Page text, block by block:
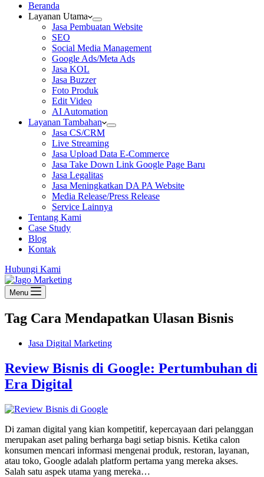
Beranda
Layanan Utama
Jasa Pembuatan Website
SEO
Social Media Management
Google Ads/Meta Ads
Jasa KOL
Jasa Buzzer
Foto Produk
Edit Video
AI Automation
Layanan Tambahan
Jasa CS/CRM
Live Streaming
Jasa Upload Data E-Commerce
Jasa Take Down Link Google Page Baru
Jasa Legalitas
Jasa Meningkatkan DA PA Website
Media Release/Press Release
Service Lainnya
Tentang Kami
Case Study
Blog
Kontak
Hubungi Kami
Menu
Tag Cara Mendapatkan Ulasan Bisnis
Jasa Digital Marketing
Review Bisnis di Google: Pertumbuhan di
Era Digital
Di zaman digital yang kian kompetitif, kepercayaan dari pelanggan
merupakan aset paling berharga bagi setiap bisnis. Ketika calon
konsumen mencari informasi mengenai produk, restoran, layanan,
atau toko, Google adalah platform pertama yang mereka akses.
Salah satu aspek utama yang mereka…